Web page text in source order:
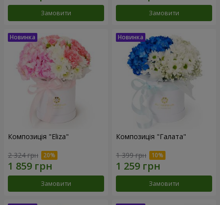
Замовити Замовити
Композиція "Eliza"
2 324 грн
Замовити
Композиція "Галата"
1 399 грн
Замовити